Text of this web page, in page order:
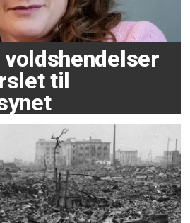
voldshendelser
til